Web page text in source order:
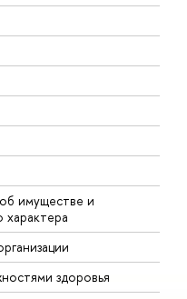
имуществе и
характера
здоровья